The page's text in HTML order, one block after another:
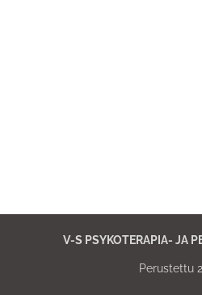
V-S PSYKOTERAPIA- JA
Perustettu